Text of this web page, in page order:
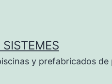
y prefabricados de